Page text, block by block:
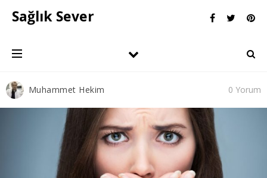
Sağlık Sever
Muhammet Hekim 0 Yorum